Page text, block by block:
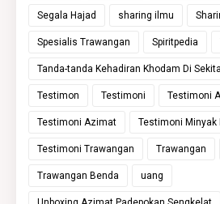
Segala Hajad sharing ilmu
Spesialis Trawangan Spiritpedia
Tanda-tanda Kehadiran Khodam Di
Testimon Testimoni Testimoni
Testimoni Azimat Testimoni Minyak
Testimoni Trawangan Trawangan
Trawangan Benda uang